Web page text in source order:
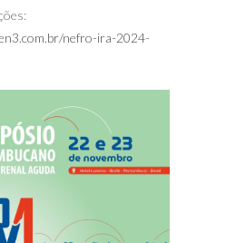
nefro-ira-2024-